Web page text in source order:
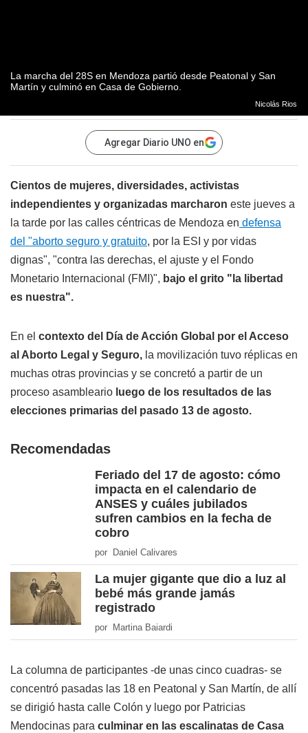
La marcha del 28S en Mendoza partió desde Peatonal y San
Martín y culminó en Casa de Gobierno.
Nicolás Rios
Agregar Diario UNO en
Cientos de mujeres, diversidades, activistas
independientes y organizadas marcharon este jueves a
la tarde por las calles céntricas de Mendoza en defensa
del "aborto seguro y gratuito, por la ESI y por vidas
dignas", "contra las derechas, el ajuste y el Fondo
Monetario Internacional (FMI)", bajo el grito "la libertad
es nuestra".
En el contexto del Día de Acción Global por el Acceso
al Aborto Legal y Seguro, la movilización tuvo réplicas en
muchas otras provincias y se concretó a partir de un
proceso asambleario luego de los resultados de las
elecciones primarias del pasado 13 de agosto.
Recomendadas
Feriado del 17 de agosto: cómo
impacta en el calendario de
ANSES y cuáles jubilados
sufren cambios en la fecha de
cobro
por Daniel Calivares
La mujer gigante que dio a luz al
bebé más grande jamás
registrado
por Martina Baiardi
La columna de participantes -de unas cinco cuadras- se
concentró pasadas las 18 en Peatonal y San Martín, de allí
se dirigió hasta calle Colón y luego por Patricias
Mendocinas para culminar en las escalinatas de Casa